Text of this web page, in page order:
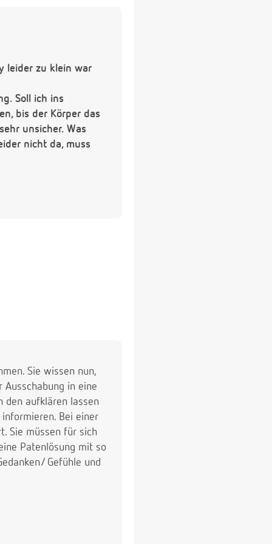
leider zu klein war
Soll ich ins
bis der Körper das
unsicher. Was
nicht da, muss
Sie wissen nun,
in eine
den aufklären lassen
Bei einer
Sie müssen für sich
Patenlösung mit so
Gefühle und